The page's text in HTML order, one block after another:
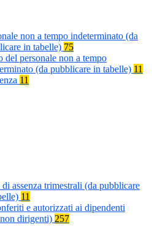
non a tempo indeterminato (da
in tabelle) 75
del personale non a tempo
(da pubblicare in tabelle) 11
11
di assenza trimestrali (da pubblicare
11
e autorizzati ai dipendenti
dirigenti) 257